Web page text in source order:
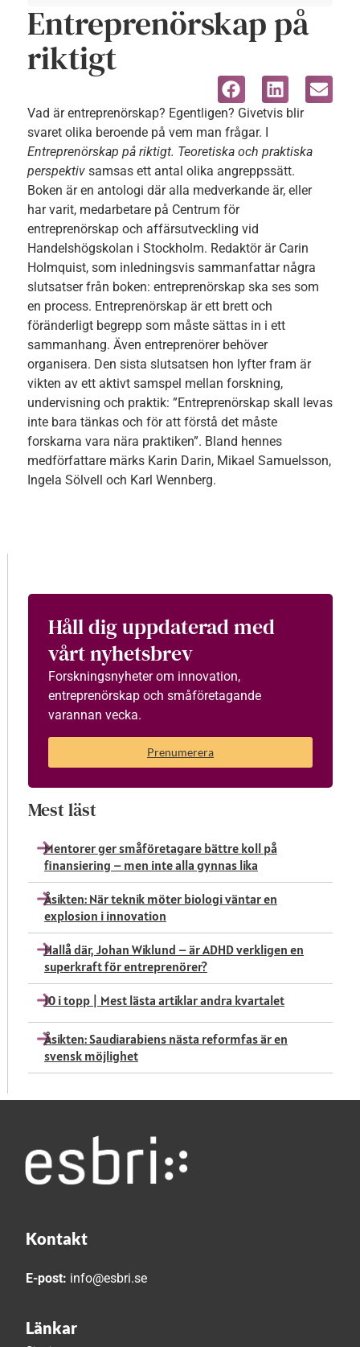
Entreprenörskap på
riktigt
Vad är entreprenörskap? Egentligen? Givetvis blir
svaret olika beroende på vem man frågar. I
Entreprenörskap på riktigt. Teoretiska och praktiska
perspektivsamsas ett antal olika angreppssätt.
Boken är en antologi där alla medverkande är, eller
har varit, medarbetare på Centrum för
entreprenörskap och affärsutveckling vid
Handelshögskolan i Stockholm. Redaktör är Carin
Holmquist, som inledningsvis sammanfattar några
slutsatser från boken: entreprenörskap ska ses som
en process. Entreprenörskap är ett brett och
föränderligt begrepp som måste sättas in i ett
sammanhang. Även entreprenörer behöver
organisera. Den sista slutsatsen hon lyfter fram är
vikten av ett aktivt samspel mellan forskning,
undervisning och praktik: ”Entreprenörskap skall levas
inte bara tänkas och för att förstå det måste
forskarna vara nära praktiken”. Bland hennes
medförfattare märks Karin Darin, Mikael Samuelsson,
Ingela Sölvell och Karl Wennberg.
Håll dig uppdaterad med
vårt nyhetsbrev
Forskningsnyheter om innovation,
entreprenörskap och småföretagande
varannan vecka.
Prenumerera
Mest läst
Mentorer ger småföretagare bättre koll på
finansiering – men inte alla gynnas lika
Åsikten: När teknik möter biologi väntar en
explosion i innovation
Hallå där, Johan Wiklund – är ADHD verkligen en
superkraft för entreprenörer?
10 i topp | Mest lästa artiklar andra kvartalet
Åsikten: Saudiarabiens nästa reformfas är en
svensk möjlighet
Kontakt
E-post: info@esbri.se
Länkar